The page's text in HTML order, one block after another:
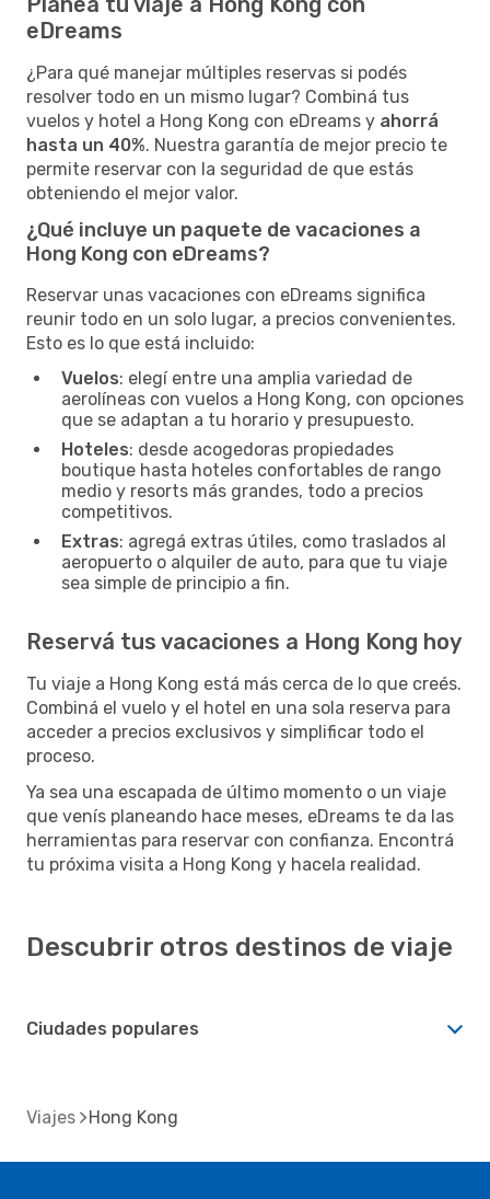
eDreams
¿Para qué manejar múltiples reservas si podés
resolver todo en un mismo lugar? Combiná tus
vuelos y hotel a Hong Kong con eDreams y ahorrá
hasta un 40%. Nuestra garantía de mejor precio te
permite reservar con la seguridad de que estás
obteniendo el mejor valor.
¿Qué incluye un paquete de vacaciones a
Hong Kong con eDreams?
Reservar unas vacaciones con eDreams significa
reunir todo en un solo lugar, a precios convenientes.
Esto es lo que está incluido:
Vuelos: elegí entre una amplia variedad de
aerolíneas con vuelos a Hong Kong, con opciones
que se adaptan a tu horario y presupuesto.
Hoteles: desde acogedoras propiedades
boutique hasta hoteles confortables de rango
medio y resorts más grandes, todo a precios
competitivos.
Extras: agregá extras útiles, como traslados al
aeropuerto o alquiler de auto, para que tu viaje
sea simple de principio a fin.
Reservá tus vacaciones a Hong Kong hoy
Tu viaje a Hong Kong está más cerca de lo que creés.
Combiná el vuelo y el hotel en una sola reserva para
acceder a precios exclusivos y simplificar todo el
proceso.
Ya sea una escapada de último momento o un viaje
que venís planeando hace meses, eDreams te da las
herramientas para reservar con confianza. Encontrá
tu próxima visita a Hong Kong y hacela realidad.
Descubrir otros destinos de viaje
Ciudades populares
Viajes Hong Kong